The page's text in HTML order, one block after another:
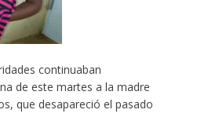
continuaban
de este martes a la madre
que desapareció el pasado